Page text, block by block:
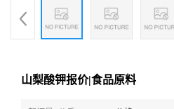
山梨酸钾报价|食品原料